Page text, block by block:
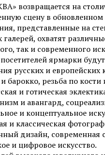
возвращается на
сцену в
представленные на
галерей, охватят
так и современного
ярмарки
русских и европейских
барокко, резьба по
и готическая
и авангард,
и концептуальное
и классическая
дизайн, современная
и цифровое искусство.